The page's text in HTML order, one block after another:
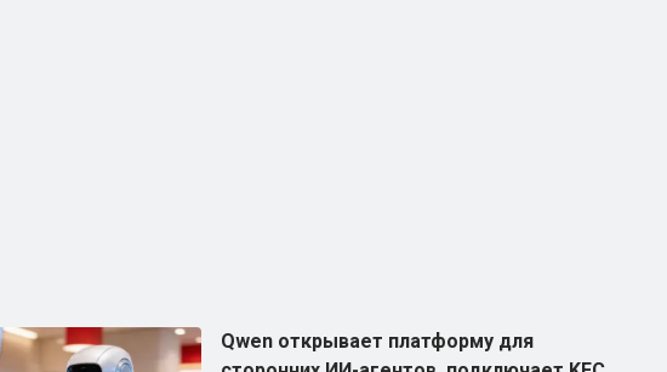
Qwen открывает платформу для